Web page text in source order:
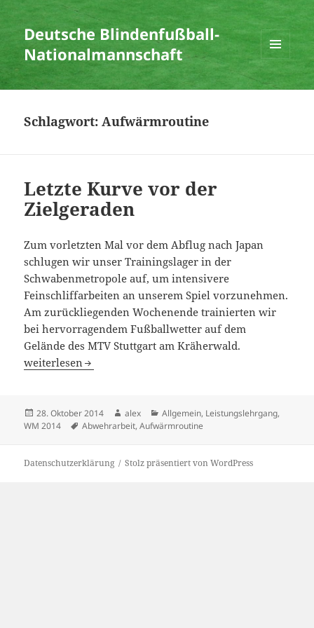
Deutsche Blindenfußball-
Nationalmannschaft
MENÜ
UND
WIDGETS
Schlagwort:Aufwärmroutine
Letzte Kurve vor der
Zielgeraden
Zum vorletzten Mal vor dem Abflug nach Japan
schlugen wir unser Trainingslager in der
Schwabenmetropole auf, um intensivere
Feinschliffarbeiten an unserem Spiel vorzunehmen.
Am zurückliegenden Wochenende trainierten wir
bei hervorragendem Fußballwetter auf dem
Gelände des MTV Stuttgart am Kräherwald.
Letzte Kurve vor der Zielgeraden
weiterlesen
Veröffentlicht
am
28. Oktober 2014 Autor
alex Kategorien
Allgemein, Leistungslehrgang,
WM 2014
Schlagwörter
Abwehrarbeit,Aufwärmroutine
Datenschutzerklärung Stolz präsentiert von WordPress